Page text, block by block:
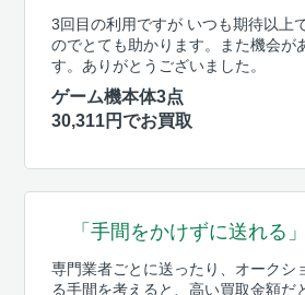
3回目の利用ですが いつも期待以上
のでとても助かります。また機会が
す。ありがとうございました。
ゲーム機本体3点
30,311円でお買取
「手間をかけずに送れる」
専門業者ごとに送ったり、オークシ
る手間を考えると、高い買取金額だ